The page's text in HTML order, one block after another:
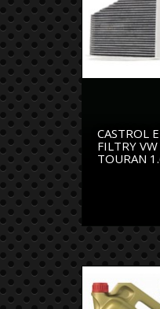
CASTROL
FILTRY VW
TOURAN